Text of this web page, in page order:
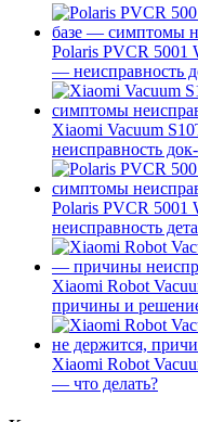
Polaris PVCR 5001
— неисправность
Xiaomi Vacuum
неисправность
Polaris PVCR 5001
неисправность
Xiaomi Robot
причины и
Xiaomi Robot
— что делать?